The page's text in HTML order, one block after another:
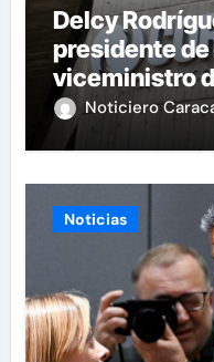
Delcy
presidente
viceministro
Eléctricos
Noticiero
Noticias